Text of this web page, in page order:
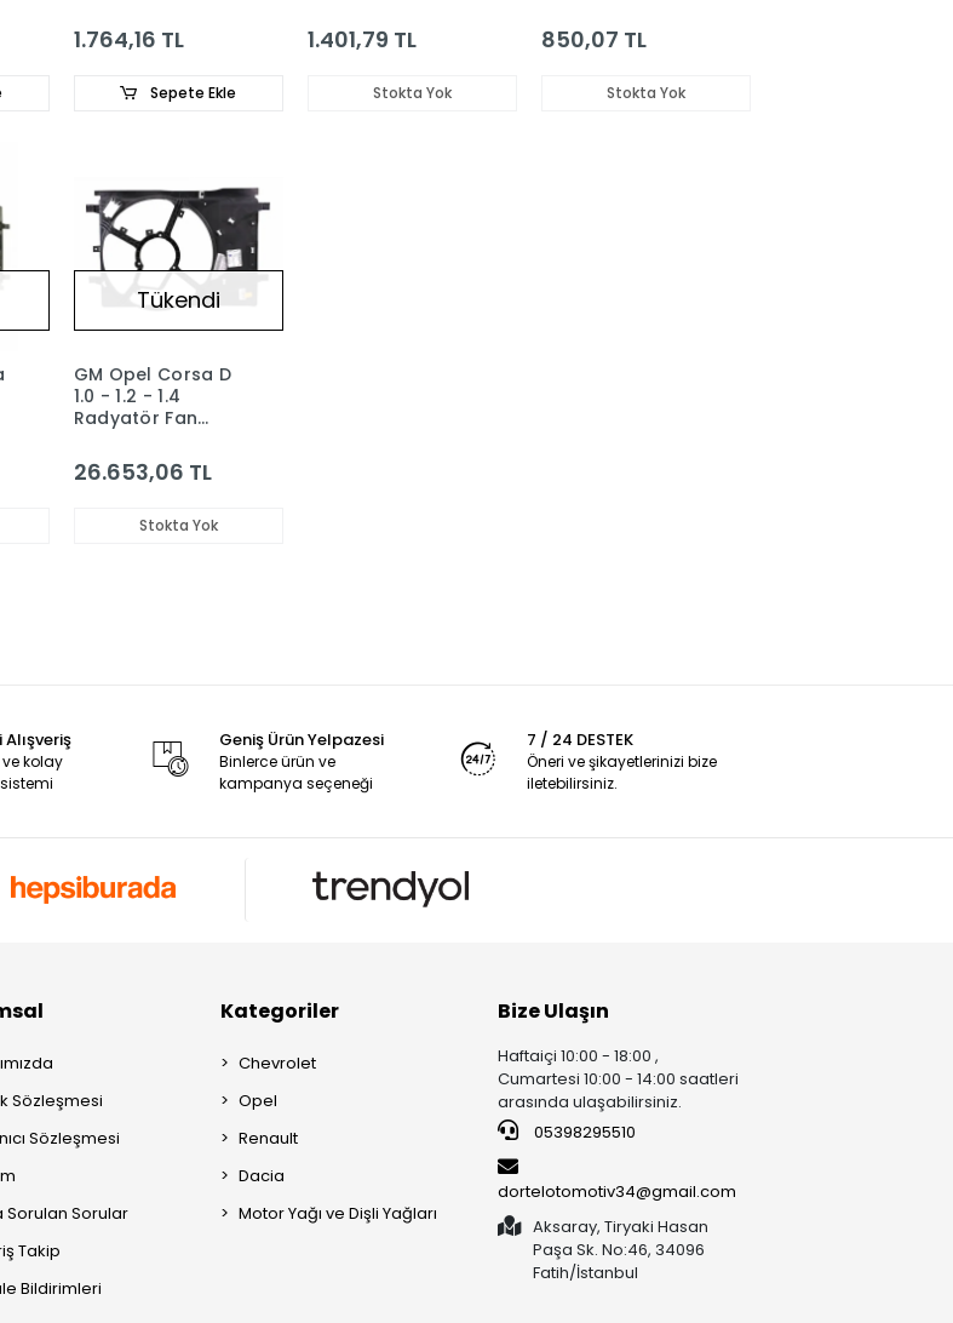
1338379
1.764,16 TL
Sepete Ekle
1.401,79 TL
Stokta Yok
850,07 TL
Stokta Yok
Tükendi
GM Opel Corsa D
1.0 - 1.2 - 1.4
Radyatör Fan
1341394 - 55702191
26.653,06 TL
Stokta Yok
kolay
Geniş Ürün Yelpazesi
Binlerce ürün ve
kampanya seçeneği
7 / 24 DESTEK
Öneri ve şikayetlerinizi bize
iletebilirsiniz.
Sözleşmesi
Sözleşmesi
Sorulan Sorular
Takip
Bildirimleri
Kategoriler
Chevrolet
Opel
Renault
Dacia
Motor Yağı ve Dişli Yağları
Bize Ulaşın
Haftaiçi 10:00 - 18:00 ,
Cumartesi 10:00 - 14:00 saatleri
arasında ulaşabilirsiniz.
05398295510
dortelotomotiv34@gmail.com
Aksaray, Tiryaki Hasan
Paşa Sk. No:46, 34096
Fatih/İstanbul